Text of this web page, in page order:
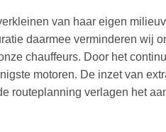
van haar eigen
daarmee verminderen wij
chauffeurs. Door het
motoren. De inzet van
routeplanning verlagen het